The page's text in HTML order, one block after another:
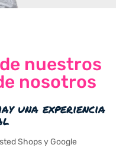
nuestros
nosotros
una experiencia
Shops y Google